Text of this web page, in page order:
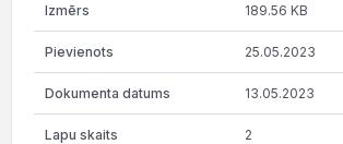
189.56 KB
25.05.2023
13.05.2023
2